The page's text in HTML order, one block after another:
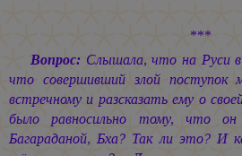
***
Вопрос: Слышала, что на Руси
что совершивший злой поступок
встречному и разсказать ему о
было равносильно тому, что он
Багараданой, Бха? Так ли это? И